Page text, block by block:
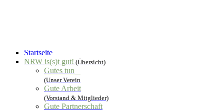
Startseite
NRW is(s)t gut! (Übersicht)
Gutes tun
(Unser Verein
Gute Arbeit
(Vorstand & Mitglieder)
Gute Partnerschaft